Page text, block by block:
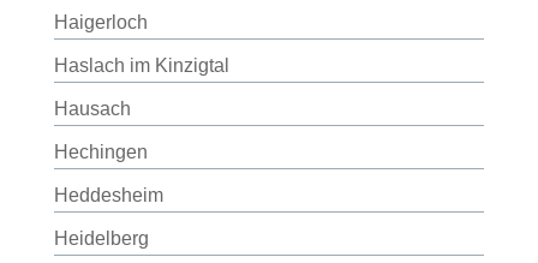
Haigerloch
Haslach im Kinzigtal
Hausach
Hechingen
Heddesheim
Heidelberg